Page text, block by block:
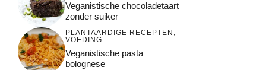
Veganistische chocoladetaart
zonder suiker
PLANTAARDIGE RECEPTEN ,
VOEDING
Veganistische pasta
bolognese